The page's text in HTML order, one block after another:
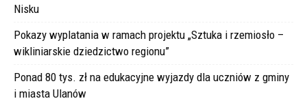
Nisku
Pokazy wyplatania w ramach projektu „Sztuka i rzemiosło –
wikliniarskie dziedzictwo regionu”
Ponad 80 tys. zł na edukacyjne wyjazdy dla uczniów z gminy
i miasta Ulanów